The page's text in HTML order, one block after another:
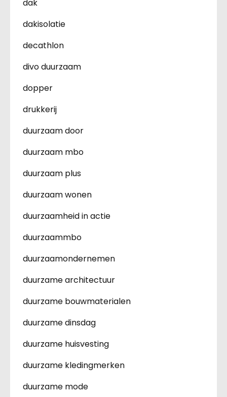
dak
dakisolatie
decathlon
divo duurzaam
dopper
drukkerij
duurzaam door
duurzaam mbo
duurzaam plus
duurzaam wonen
duurzaamheid in actie
duurzaammbo
duurzaamondernemen
duurzame architectuur
duurzame bouwmaterialen
duurzame dinsdag
duurzame huisvesting
duurzame kledingmerken
duurzame mode